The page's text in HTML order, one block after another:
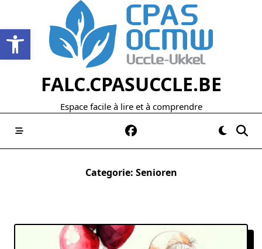
Open werkbalk
content
FALC.CPASUCCLE.BE
Espace facile à lire et à comprendre
Categorie: Senioren